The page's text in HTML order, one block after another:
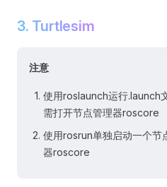
3. Turtlesim
注意
使用roslaunch运行.launch
需打开节点管理器roscore
使用rosrun单独启动一个节
器roscore